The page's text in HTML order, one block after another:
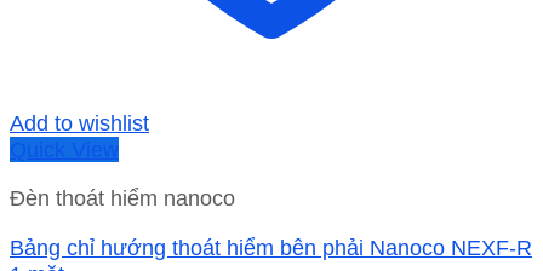
Add to wishlist
Quick View
Đèn thoát hiểm nanoco
Bảng chỉ hướng thoát hiểm bên phải Nanoco NEXF-R